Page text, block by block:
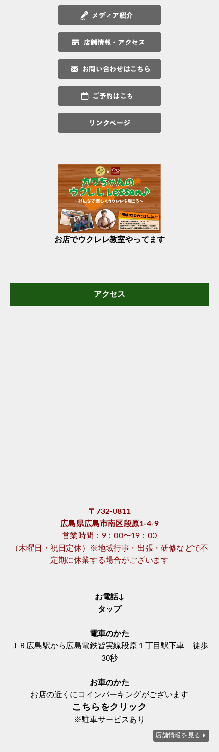
お店でウクレレ教室やってます
アクセス
〒732-0811
広島県広島市南区段原1-4-9
営業時間：9：00〜19：00
（木曜日・祝日定休）※地域行事・出張・研修などで不
定期に休業する場合がございます
お電話↓
タップ
電車のかた
ＪＲ広島駅から広島電鉄皆実線段原１丁目駅下車 徒歩
30秒
お車のかた
お店の近くにコインパーキングがございます
こちらをクリック
※駐車サービスあり
店舗情報を見る